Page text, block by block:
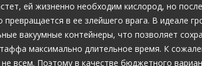
ей жизненно необходим кислород, но
в ее злейшего врага. В идеале
вакуумные контейнеры, что позволяет
максимально длительное время. К
всем. Поэтому в качестве бюджетного